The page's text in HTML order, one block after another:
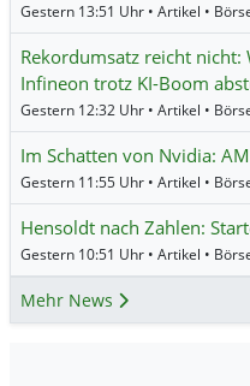
Gestern 13:51 Uhr • Artikel •
Rekordumsatz reicht nicht:
Infineon trotz KI-Boom
Gestern 12:32 Uhr • Artikel •
Im Schatten von Nvidia:
Gestern 11:55 Uhr • Artikel •
Hensoldt nach Zahlen:
Gestern 10:51 Uhr • Artikel •
Mehr News